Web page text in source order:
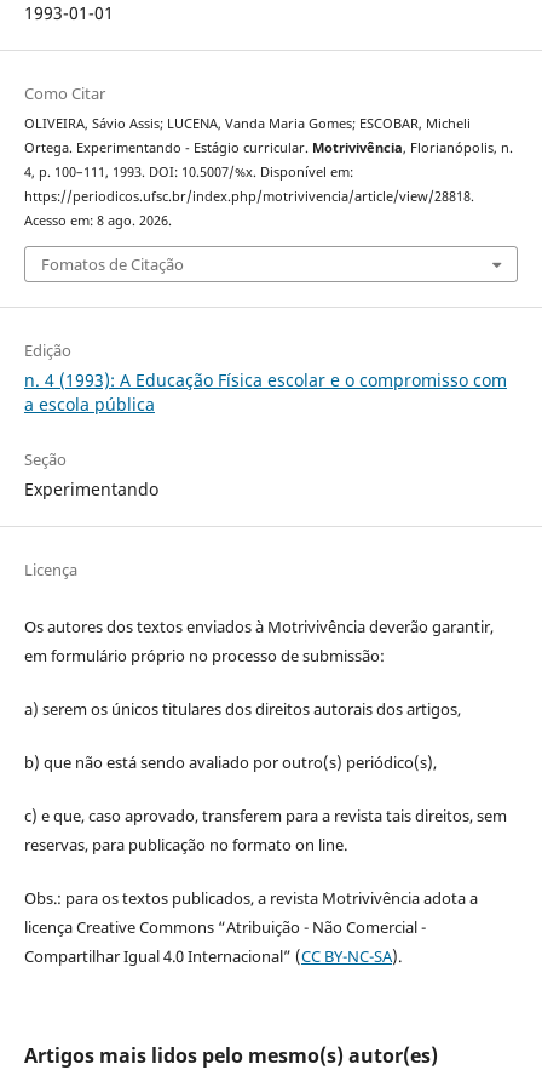
1993-01-01
Como Citar
OLIVEIRA, Sávio Assis; LUCENA, Vanda Maria Gomes; ESCOBAR, Micheli
Ortega. Experimentando - Estágio curricular. Motrivivência, Florianópolis, n.
4, p. 100–111, 1993. DOI: 10.5007/%x. Disponível em:
https://periodicos.ufsc.br/index.php/motrivivencia/article/view/28818.
Acesso em: 8 ago. 2026.
Fomatos de Citação
Edição
n. 4 (1993): A Educação Física escolar e o compromisso com
a escola pública
Seção
Experimentando
Licença
Os autores dos textos enviados à Motrivivência deverão garantir,
em formulário próprio no processo de submissão:
a) serem os únicos titulares dos direitos autorais dos artigos,
b) que não está sendo avaliado por outro(s) periódico(s),
c) e que, caso aprovado, transferem para a revista tais direitos, sem
reservas, para publicação no formato on line.
Obs.: para os textos publicados, a revista Motrivivência adota a
licença Creative Commons “Atribuição - Não Comercial -
Compartilhar Igual 4.0 Internacional” (CC BY-NC-SA).
Artigos mais lidos pelo mesmo(s) autor(es)